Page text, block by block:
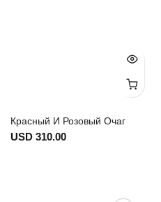
Красный И Розовый Очаг
USD 310.00